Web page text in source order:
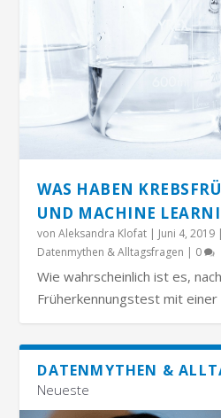
WAS HABEN
UND MACHINE
vonAleksandra Klofat | Juni 4, 2019
Datenmythen & Alltagsfragen | 0
Wie wahrscheinlich ist es,
Früherkennungstest mit einer
DATENMYTHEN &
Neueste